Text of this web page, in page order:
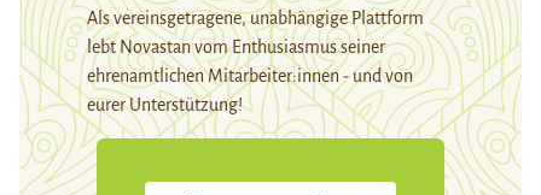
Als vereinsgetragene, unabhängige Plattform
lebt Novastan vom Enthusiasmus seiner
ehrenamtlichen Mitarbeiter:innen - und von
eurer Unterstützung!